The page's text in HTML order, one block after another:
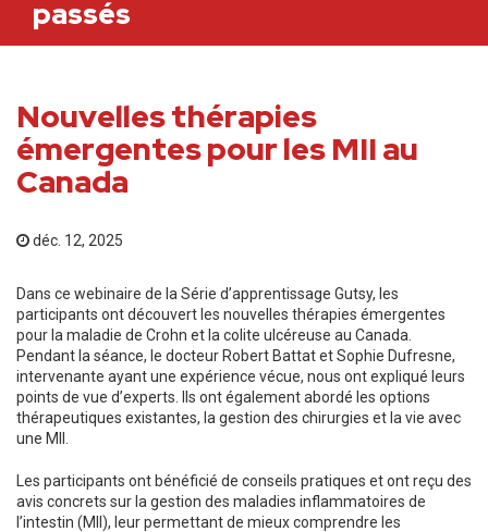
passés
Nouvelles thérapies
émergentes pour les MII au
Canada
déc. 12, 2025
Dans ce webinaire de la Série d’apprentissage Gutsy, les
participants ont découvert les nouvelles thérapies émergentes
pour la maladie de Crohn et la colite ulcéreuse au Canada.
Pendant la séance, le docteur Robert Battat et Sophie Dufresne,
intervenante ayant une expérience vécue, nous ont expliqué leurs
points de vue d’experts. Ils ont également abordé les options
thérapeutiques existantes, la gestion des chirurgies et la vie avec
une MII.
Les participants ont bénéficié de conseils pratiques et ont reçu des
avis concrets sur la gestion des maladies inflammatoires de
l’intestin (MII), leur permettant de mieux comprendre les